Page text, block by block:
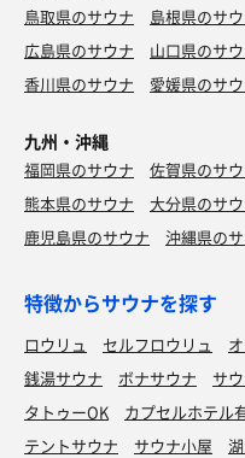
鳥取県のサウナ 島根県のサ
広島県のサウナ
山口県のサ
香川県のサウナ
愛媛県のサ
九州・沖縄
福岡県のサウナ 佐賀県のサ
熊本県のサウナ
大分県のサ
鹿児島県のサウナ
沖縄県の
特徴からサウナを探す
ロウリュ セルフロウリュ
銭湯サウナ
ボナサウナ サ
タトゥーOK
カプセルホテル
テントサウナ
サウナ小屋